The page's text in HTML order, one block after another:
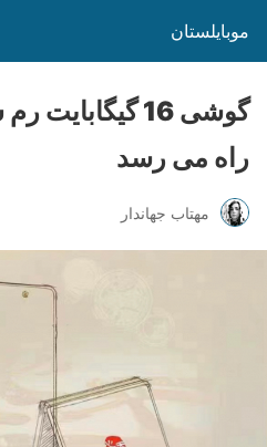
موبایلستان
گوشی 16
راه می رسد
مهتاب جهاندار